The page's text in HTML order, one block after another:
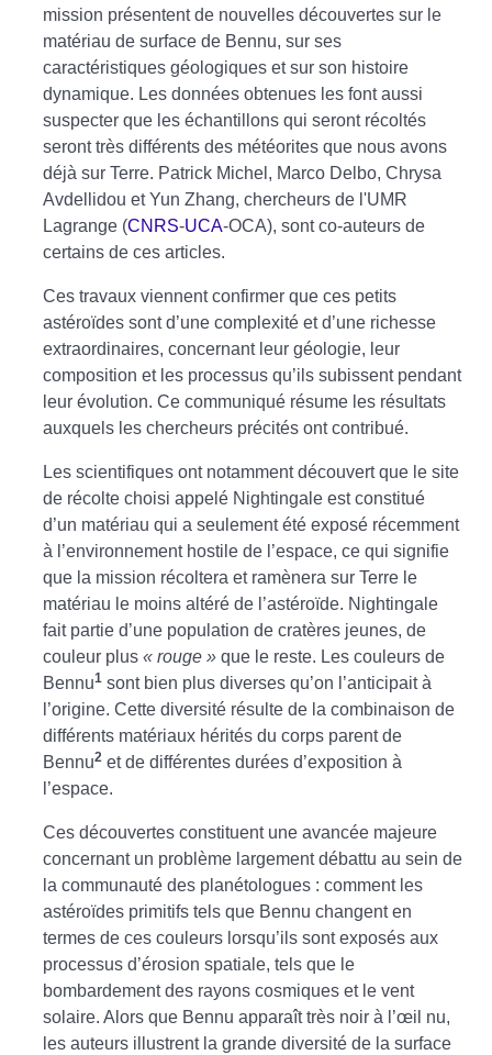
mission présentent de nouvelles découvertes sur le
matériau de surface de Bennu, sur ses
caractéristiques géologiques et sur son histoire
dynamique. Les données obtenues les font aussi
suspecter que les échantillons qui seront récoltés
seront très différents des météorites que nous avons
déjà sur Terre. Patrick Michel, Marco Delbo, Chrysa
Avdellidou et Yun Zhang, chercheurs de l'UMR
Lagrange (CNRS-UCA-OCA), sont co-auteurs de
certains de ces articles.
Ces travaux viennent confirmer que ces petits
astéroïdes sont d’une complexité et d’une richesse
extraordinaires, concernant leur géologie, leur
composition et les processus qu’ils subissent pendant
leur évolution. Ce communiqué résume les résultats
auxquels les chercheurs précités ont contribué.
Les scientifiques ont notamment découvert que le site
de récolte choisi appelé Nightingale est constitué
d’un matériau qui a seulement été exposé récemment
à l’environnement hostile de l’espace, ce qui signifie
que la mission récoltera et ramènera sur Terre le
matériau le moins altéré de l’astéroïde. Nightingale
fait partie d’une population de cratères jeunes, de
couleur plus « rouge » que le reste. Les couleurs de
Bennu1 sont bien plus diverses qu’on l’anticipait à
l’origine. Cette diversité résulte de la combinaison de
différents matériaux hérités du corps parent de
Bennu2 et de différentes durées d’exposition à
l’espace.
Ces découvertes constituent une avancée majeure
concernant un problème largement débattu au sein de
la communauté des planétologues : comment les
astéroïdes primitifs tels que Bennu changent en
termes de ces couleurs lorsqu’ils sont exposés aux
processus d’érosion spatiale, tels que le
bombardement des rayons cosmiques et le vent
solaire. Alors que Bennu apparaît très noir à l’œil nu,
les auteurs illustrent la grande diversité de la surface